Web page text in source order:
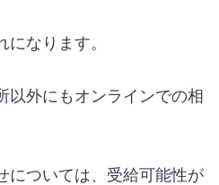
なります。
外にもオンラインでの相
については、受給可能性が